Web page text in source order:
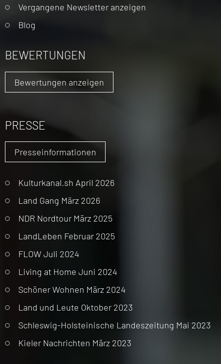
Vergangene Newsletter anzeigen
Blog
BEWERTUNGEN
Bewertungen anzeigen
PRESSE
Presseinformationen
Kulturkanal.sh April 2026
Land Gang März 2026
NDR Nordtour März 2025
LandLeben Februar 2025
FLOW Juli 2024
Living at Home Juni 2024
Schöner Wohnen März 2024
Land und Leute Oktober 2023
Schleswig-Holsteinische Landeszeitung Mai 2023
Kieler Nachrichten März 2023